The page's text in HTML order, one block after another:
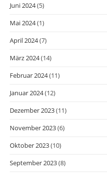
Juni 2024(5)
Mai 2024(1)
April 2024(7)
März 2024(14)
Februar 2024(11)
Januar 2024(12)
Dezember 2023(11)
November 2023(6)
Oktober 2023(10)
September 2023(8)